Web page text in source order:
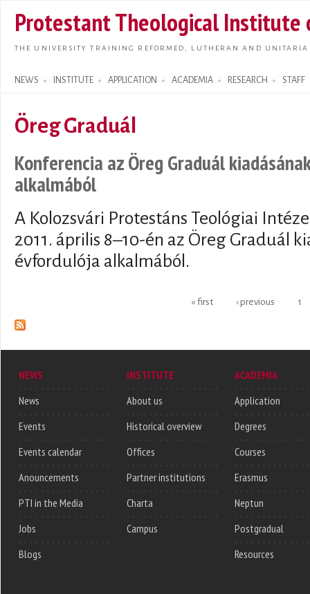
main
Protestant Theological Institute
THE UNIVERSITY TRAINING REFORMED, LUTHERAN AND
NEWS INSTITUTE APPLICATION ACADEMIA RESEARCH STAFF
Search form
Öreg Graduál
Konferencia az Öreg Graduál
alkalmából
A Kolozsvári Protestáns Teológiai
2011. április 8–10-én az Öreg Graduál
évfordulója alkalmából.
« first ‹ previous 1
NEWS
News
Events
Events calendar
Anouncements
PTI in the Media
Jobs
Blogs
INSTITUTE
About us
Historical overview
Offices
Partner institutions
Charta
Campus
ACADEMIA
Application
Degrees
Courses
Erasmus
Neptun
Postgradual
Resources